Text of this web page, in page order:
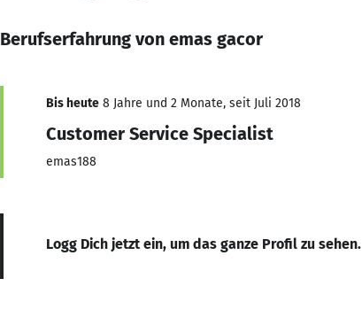
Berufserfahrung von emas gacor
Bis heute 8 Jahre und 2 Monate, seit Juli 2018
Customer Service Specialist
emas188
Logg Dich jetzt ein, um das ganze Profil zu sehen.